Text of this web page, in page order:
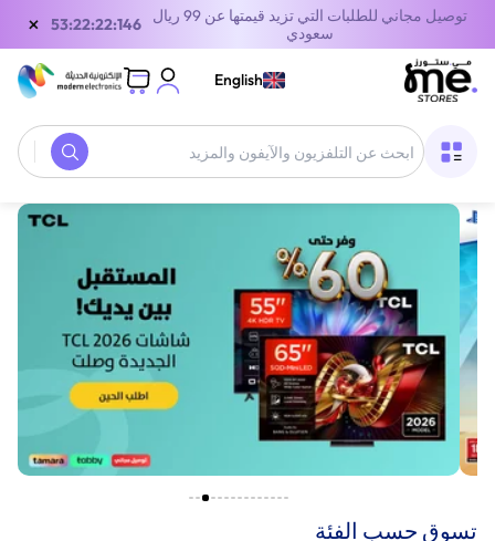
توصيل مجاني للطلبات التي تزيد قيمتها عن 99 ريال
سعودي
53:22:22:146
×
English
‫تسوق حسب الفئة‬